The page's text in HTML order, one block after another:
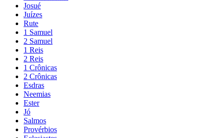
Josué
Juízes
Rute
1 Samuel
2 Samuel
1 Reis
2 Reis
1 Crônicas
2 Crônicas
Esdras
Neemias
Ester
Jó
Salmos
Provérbios